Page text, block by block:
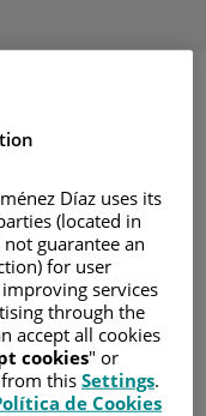
PACIENTE
Díaz uses its
(located in
guarantee an
for user
services
through the
accept all cookies
cookies" or
this Settings.
de Cookies